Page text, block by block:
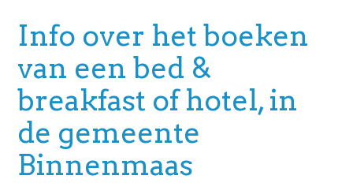
Info over het boeken
van een bed &
breakfast of hotel, in
de gemeente
Binnenmaas